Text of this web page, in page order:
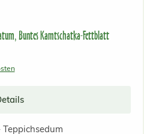
Buntes Kamtschatka-Fettblatt